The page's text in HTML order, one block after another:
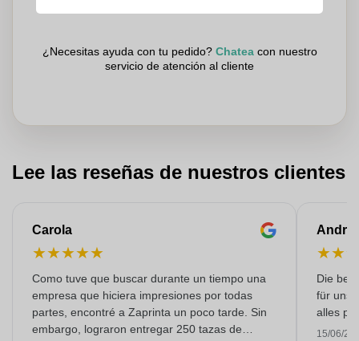
¿Necesitas ayuda con tu pedido? Chateacon nuestro
servicio de atención al cliente
Lee las reseñas de nuestros clientes
Carola
★★★★★
Como tuve que buscar durante un tiempo una
empresa que hiciera impresiones por todas
partes, encontré a Zaprinta un poco tarde. Sin
embargo, lograron entregar 250 tazas de
★★
Die
für
alles
15/06/